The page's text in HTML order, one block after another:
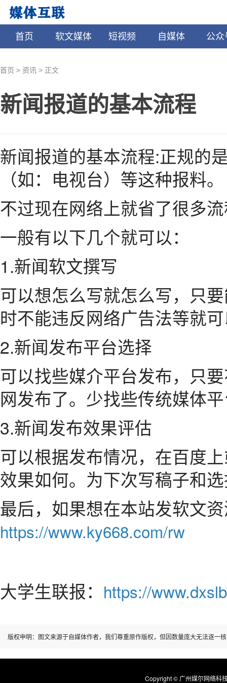
首页 软文媒体 短视频 自媒体 公众
首页 > 资讯 > 正文
新闻报道的基本流程
新闻报道的基本流程:正规的
（如：电视台）等这种报料。
不过现在网络上就省了很多
一般有以下几个就可以：
1.新闻软文撰写
可以想怎么写就怎么写，只
时不能违反网络广告法等就
2.新闻发布平台选择
可以找些媒介平台发布，只
网发布了。少找些传统媒体
3.新闻发布效果评估
可以根据发布情况，在百度
效果如何。为下次写稿子和
最后，如果想在本站发软文
https://www.ky668.com/rw
大学生联报： https://
版权申明：图文来源于自媒体作者，我们尊重原作版权，但因数量庞大无法逐一
Copyright © 广州媒尔网络科